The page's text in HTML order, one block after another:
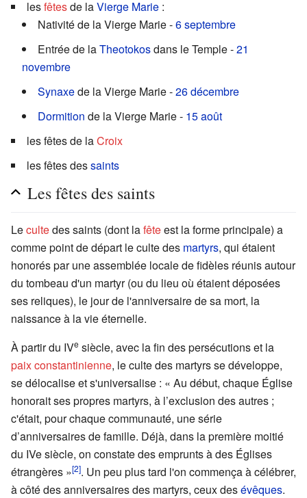
lesfêtesde laVierge Marie :
Nativité de la Vierge Marie -6 septembre
Entrée de laTheotokosdans le Temple -21
novembre
Synaxede la Vierge Marie -26 décembre
Dormition de la Vierge Marie - 15 août
les fêtes de laCroix
les fêtes dessaints
Les fêtes des saints
Lecultedes saints (dont lafêteest la forme principale) a
comme point de départ le culte des martyrs, qui étaient
honorés par une assemblée locale de fidèles réunis autour
du tombeau d'un martyr (ou du lieu où étaient déposées
ses reliques), le jour de l'anniversaire de sa mort, la
naissance à la vie éternelle.
À partir du IVe siècle, avec la fin des persécutions et la
paix constantinienne, le culte des martyrs se développe,
se délocalise et s'universalise : « Au début, chaque Église
honorait ses propres martyrs, à l’exclusion des autres ;
c'était, pour chaque communauté, une série
d’anniversaires de famille. Déjà, dans la première moitié
du IVe siècle, on constate des emprunts à des Églises
étrangères »[2]. Un peu plus tard l'on commença à célébrer,
à côté des anniversaires des martyrs, ceux desévêques.